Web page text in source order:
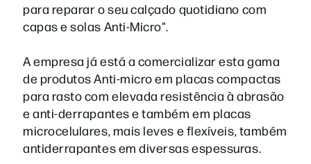
para reparar o seu calçado quotidiano com
capas e solas Anti-Micro".
A empresa já está a comercializar esta gama
de produtos Anti-micro em placas compactas
para rasto com elevada resistência à abrasão
e anti-derrapantes e também em placas
microcelulares, mais leves e flexíveis, também
antiderrapantes em diversas espessuras.